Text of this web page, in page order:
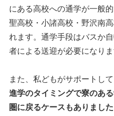
にある高校への通学が一般
聖高校・小諸高校・野沢南
れます。通学手段はバスか
者による送迎が必要になりま
また、私どもがサポートし
進学のタイミングで寮のあ
圏に戻るケースもありました